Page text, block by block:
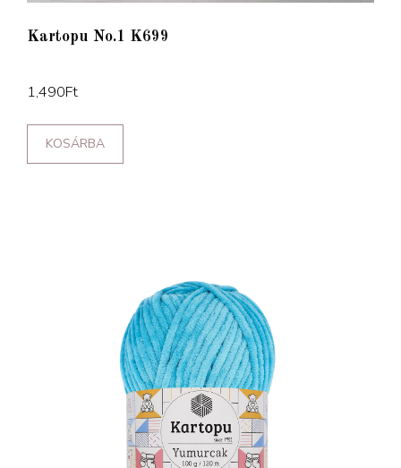
Kartopu No.1 K699
1,490Ft
KOSÁRBA